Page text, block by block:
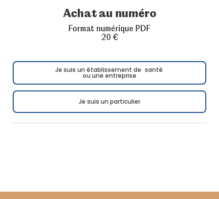
Achat au numéro
Format numérique PDF
20 €
Je suis un établissement de santé
ou une entreprise
Je suis un particulier